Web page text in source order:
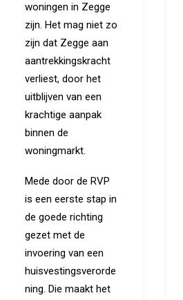
woningen in Zegge
zijn. Het mag niet zo
zijn dat Zegge aan
aantrekkingskracht
verliest, door het
uitblijven van een
krachtige aanpak
binnen de
woningmarkt.
Mede door de RVP
is een eerste stap in
de goede richting
gezet met de
invoering van een
huisvestingsverorde
ning. Die maakt het